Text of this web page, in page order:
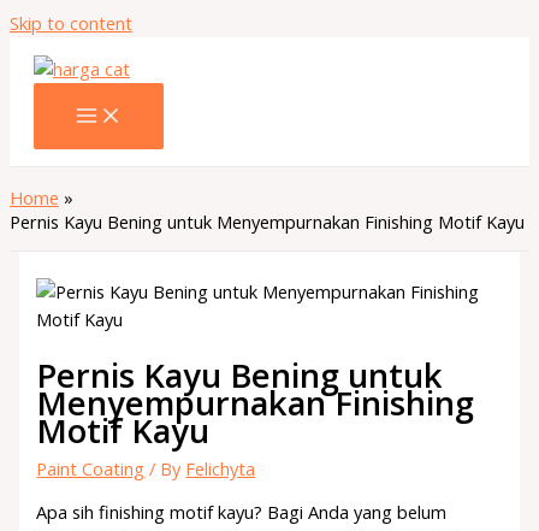
Skip to content
Home
Pernis Kayu Bening untuk Menyempurnakan Finishing Motif Kayu
Pernis Kayu Bening untuk
Menyempurnakan Finishing
Motif Kayu
Paint Coating / By Felichyta
Apa sih finishing motif kayu? Bagi Anda yang belum